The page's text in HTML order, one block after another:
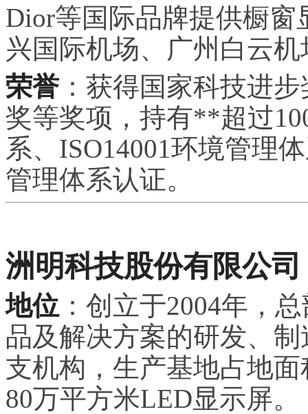
Dior等国际品牌提供橱
兴国际机场、广州白云
荣誉 ：获得国家科技进
奖等奖项，持有**超过
系、ISO14001环境管理
管理体系认证。
洲明科技股份有限公司
地位 ：创立于2004年，
品及解决方案的研发、
支机构，生产基地占地
80万平方米LED显示屏。